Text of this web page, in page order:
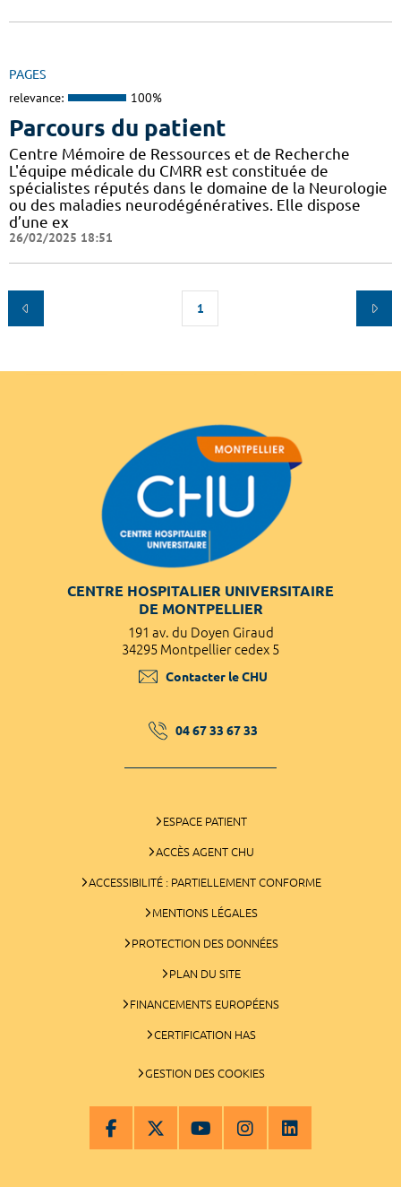
PAGES
relevance: 100%
Parcours du patient
Centre Mémoire de Ressources et de Recherche
L'équipe médicale du CMRR est constituée de
spécialistes réputés dans le domaine de la Neurologie
ou des maladies neurodégénératives. Elle dispose
d’une ex
26/02/2025 18:51
1
CENTRE HOSPITALIER UNIVERSITAIRE
DE MONTPELLIER
191 av. du Doyen Giraud
34295 Montpellier cedex 5
Contacter le CHU
04 67 33 67 33
ESPACE PATIENT
ACCÈS AGENT CHU
ACCESSIBILITÉ : PARTIELLEMENT CONFORME
MENTIONS LÉGALES
PROTECTION DES DONNÉES
PLAN DU SITE
FINANCEMENTS EUROPÉENS
CERTIFICATION HAS
GESTION DES COOKIES